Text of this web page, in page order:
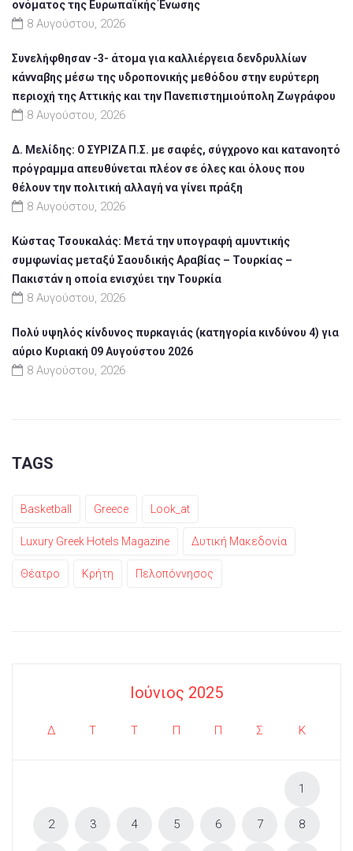
ονόματος της Ευρωπαϊκής Ένωσης
8 Αυγούστου, 2026
Συνελήφθησαν -3- άτομα για καλλιέργεια δενδρυλλίων
κάνναβης μέσω της υδροπονικής μεθόδου στην ευρύτερη
περιοχή της Αττικής και την Πανεπιστημιούπολη Ζωγράφου
8 Αυγούστου, 2026
Δ. Μελίδης: Ο ΣΥΡΙΖΑ Π.Σ. με σαφές, σύγχρονο και κατανοητό
πρόγραμμα απευθύνεται πλέον σε όλες και όλους που
θέλουν την πολιτική αλλαγή να γίνει πράξη
8 Αυγούστου, 2026
Κώστας Τσουκαλάς: Μετά την υπογραφή αμυντικής
συμφωνίας μεταξύ Σαουδικής Αραβίας – Τουρκίας –
Πακιστάν η οποία ενισχύει την Τουρκία
8 Αυγούστου, 2026
Πολύ υψηλός κίνδυνος πυρκαγιάς (κατηγορία κινδύνου 4) για
αύριο Κυριακή 09 Αυγούστου 2026
8 Αυγούστου, 2026
TAGS
Basketball Greece Look_at
Luxury Greek Hotels Magazine Δυτική Μακεδονία
Θέατρο Κρήτη Πελοπόννησος
Ιούνιος 2025
Δ Τ Τ Π Π Σ Κ
1
2 3 4 5 6 7 8